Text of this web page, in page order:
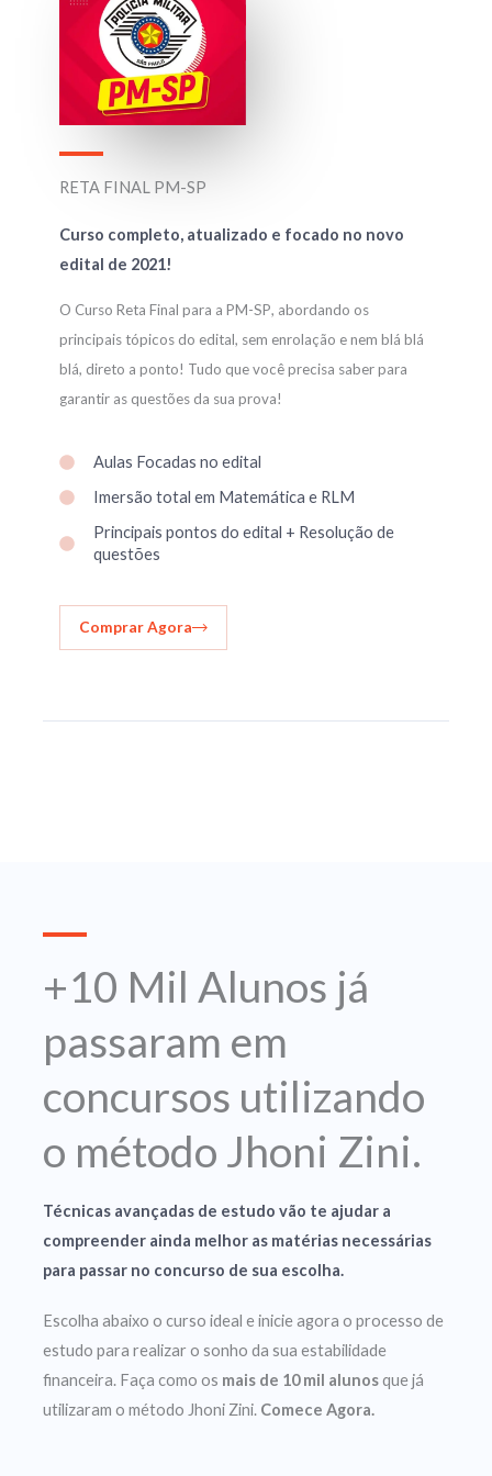
RETA FINAL PM-SP
Curso completo, atualizado e focado no novo
edital de 2021!
O Curso Reta Final para a PM-SP, abordando os
principais tópicos do edital, sem enrolação e nem blá blá
blá, direto a ponto! Tudo que você precisa saber para
garantir as questões da sua prova!
Aulas Focadas no edital
Imersão total em Matemática e RLM
Principais pontos do edital + Resolução de
questões
Comprar Agora
+10 Mil Alunos já
passaram em
concursos utilizando
o método Jhoni Zini.
Técnicas avançadas de estudo vão te ajudar a
compreender ainda melhor as matérias necessárias
para passar no concurso de sua escolha.
Escolha abaixo o curso ideal e inicie agora o processo de
estudo para realizar o sonho da sua estabilidade
financeira. Faça como os mais de 10 mil alunosque já
utilizaram o método Jhoni Zini. Comece Agora.